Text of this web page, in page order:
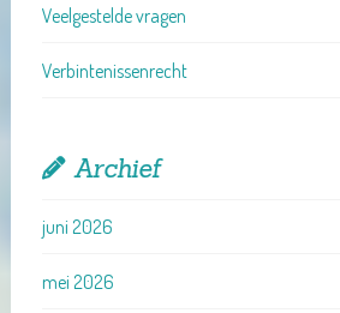
Veelgestelde vragen
Verbintenissenrecht
Archief
juni 2026
mei 2026